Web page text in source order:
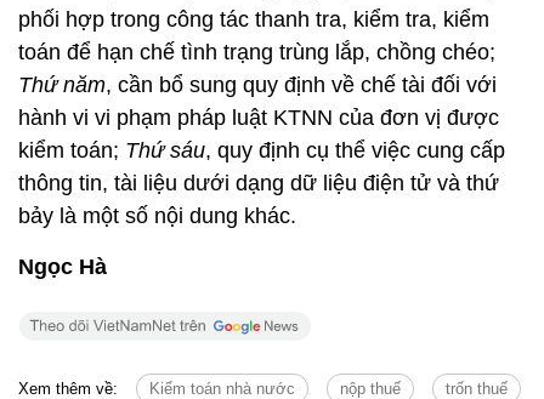
phối hợp trong công tác thanh tra, kiểm tra, kiểm
toán để hạn chế tình trạng trùng lắp, chồng chéo;
Thứ năm, cần bổ sung quy định về chế tài đối với
hành vi vi phạm pháp luật KTNN của đơn vị được
kiểm toán; Thứ sáu, quy định cụ thể việc cung cấp
thông tin, tài liệu dưới dạng dữ liệu điện tử và thứ
bảy là một số nội dung khác.
Ngọc Hà
Xem thêm về: Kiểm toán nhà nước nộp thuế trốn thuế